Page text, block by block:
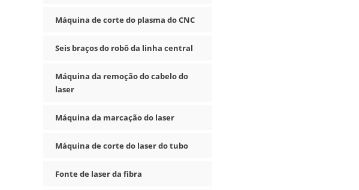
Máquina de corte do plasma do CNC
Seis braços do robô da linha central
Máquina da remoção do cabelo do
laser
Máquina da marcação do laser
Máquina de corte do laser do tubo
Fonte de laser da fibra